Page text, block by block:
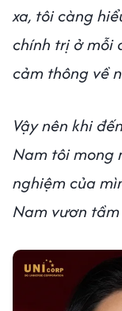
xa, tôi càng
chính trị ở mỗi
cảm thông về
Vậy nên khi
Nam tôi mong
nghiệm của
Nam vươn